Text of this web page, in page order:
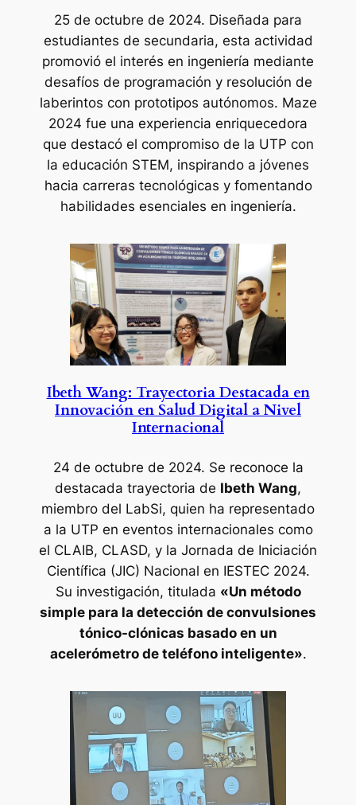
25 de octubre de 2024. Diseñada para
estudiantes de secundaria, esta actividad
promovió el interés en ingeniería mediante
desafíos de programación y resolución de
laberintos con prototipos autónomos. Maze
2024 fue una experiencia enriquecedora
que destacó el compromiso de la UTP con
la educación STEM, inspirando a jóvenes
hacia carreras tecnológicas y fomentando
habilidades esenciales en ingeniería.
Ibeth Wang: Trayectoria Destacada en
Innovación en Salud Digital a Nivel
Internacional
24 de octubre de 2024. Se reconoce la
destacada trayectoria de Ibeth Wang,
miembro del LabSi, quien ha representado
a la UTP en eventos internacionales como
el CLAIB, CLASD, y la Jornada de Iniciación
Científica (JIC) Nacional en IESTEC 2024.
Su investigación, titulada «Un método
simple para la detección de convulsiones
tónico-clónicas basado en un
acelerómetro de teléfono inteligente».